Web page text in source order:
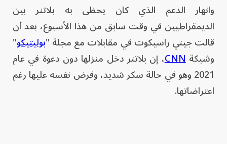
وانهار الدعم الذي كان يحظى به بلاتنر بين
الديمقراطيين في وقت سابق من هذا الأسبوع، بعد أن
قالت جيني راسيكوت في مقابلات مع مجلة "بوليتيكو"
وشبكةCNN، إن بلاتنر دخل منزلها دون دعوة في عام
2021 وهو في حالة سكر شديد، وفرض نفسه عليها رغم
اعتراضاتها.